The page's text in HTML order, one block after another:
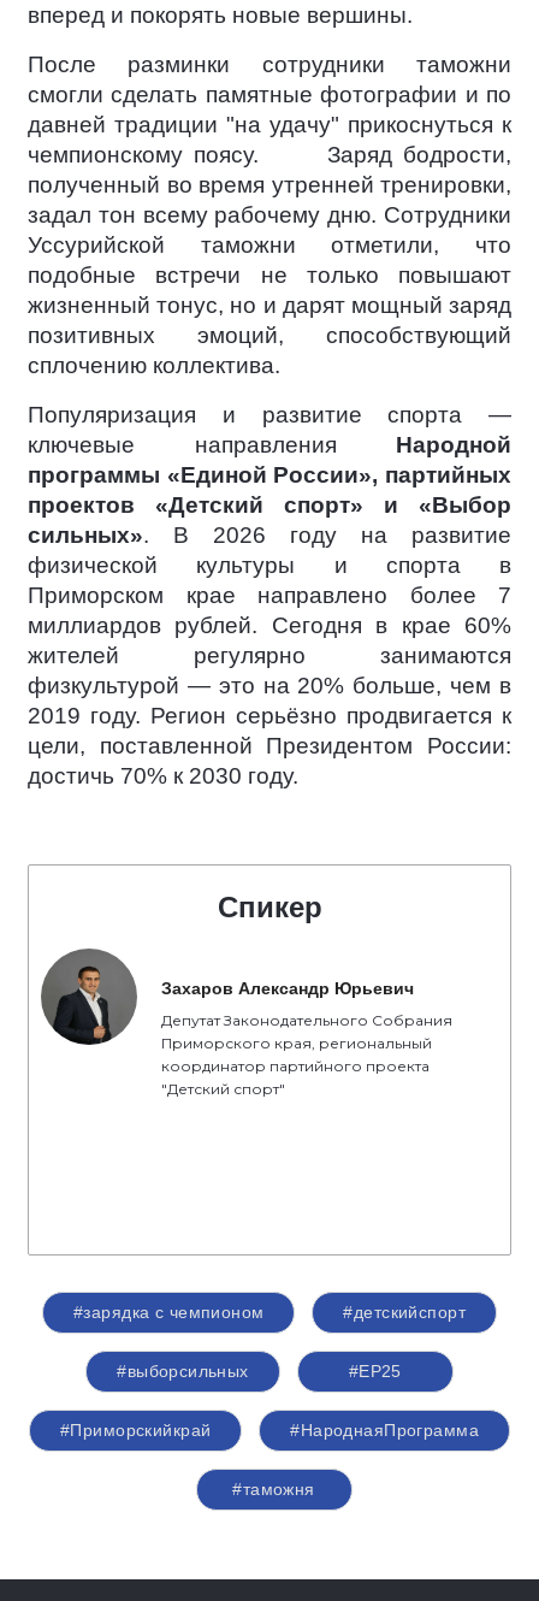
вперед и покорять новые вершины.
После разминки сотрудники таможни
смогли сделать памятные фотографии и по
давней традиции "на удачу" прикоснуться к
чемпионскому поясу.
Заряд бодрости,
полученный во время утренней тренировки,
задал тон всему рабочему дню. Сотрудники
Уссурийской таможни отметили, что
подобные встречи не только повышают
жизненный тонус, но и дарят мощный заряд
позитивных эмоций, способствующий
сплочению коллектива.
Популяризация и развитие спорта —
ключевые направления Народной
программы «Единой России», партийных
проектов «Детский спорт» и «Выбор
сильных». В 2026 году на развитие
физической культуры и спорта в
Приморском крае направлено более 7
миллиардов рублей. Сегодня в крае 60%
жителей регулярно занимаются
физкультурой — это на 20% больше, чем в
2019 году. Регион серьёзно продвигается к
цели, поставленной Президентом России:
достичь 70% к 2030 году.
Спикер
Захаров Александр Юрьевич
Депутат Законодательного Собрания
Приморского края, региональный
координатор партийного проекта
"Детский спорт"
#зарядка с чемпионом #детскийспорт
#выборсильных #ЕР25
#Приморскийкрай #НароднаяПрограмма
#таможня